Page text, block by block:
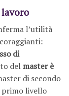
l’utilità
di
del master è
di secondo
primo livello